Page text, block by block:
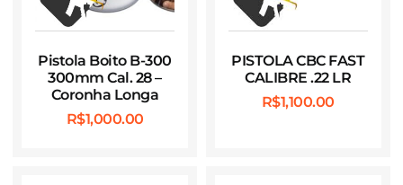
Pistola Boito B-300
300mm Cal. 28 –
Coronha Longa
R$1,000.00
PISTOLA CBC FAST
CALIBRE .22 LR
R$1,100.00